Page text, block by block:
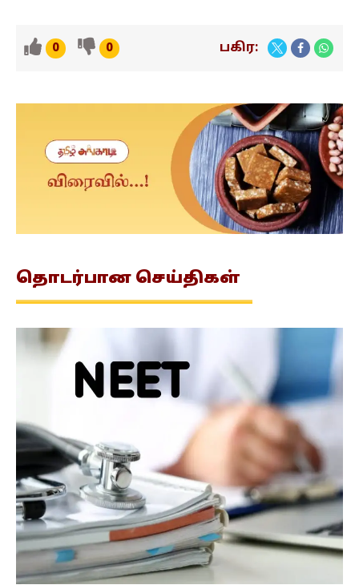
0 0 பகிர:
தொடர்பான செய்திகள்